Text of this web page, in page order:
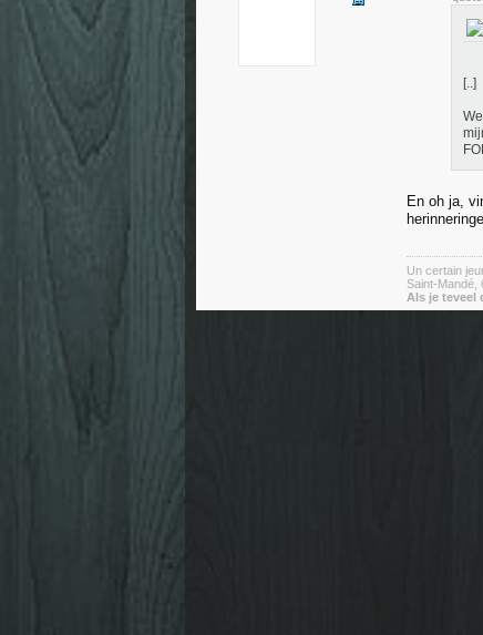
[..]
En oh ja,
Un certain
Saint-Mandé,
Als je teveel